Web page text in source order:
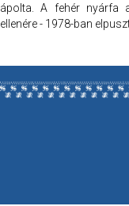
ápolta. A fehér nyárfa
ellenére - 1978-ban